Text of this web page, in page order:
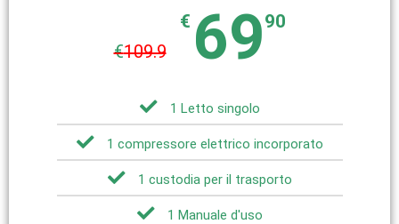
€109.9
€ 6990
1 Letto singolo
1 compressore elettrico incorporato
1 custodia per il trasporto
1 Manuale d'uso